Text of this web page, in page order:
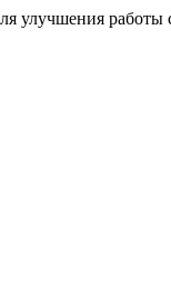
улучшения работы